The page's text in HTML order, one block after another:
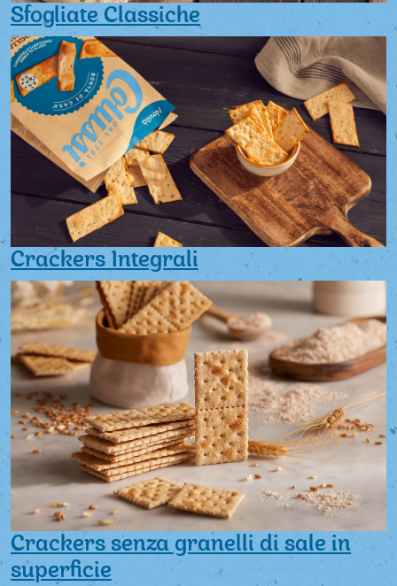
Sfogliate Classiche
Crackers Integrali
Crackers senza granelli di sale in
superficie